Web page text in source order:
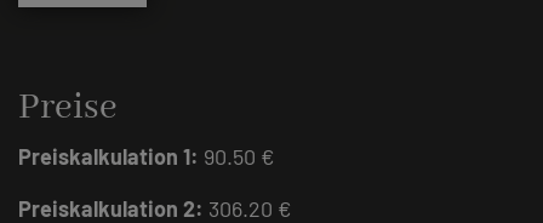
Preise
Preiskalkulation 1: 90.50 €
Preiskalkulation 2: 306.20 €